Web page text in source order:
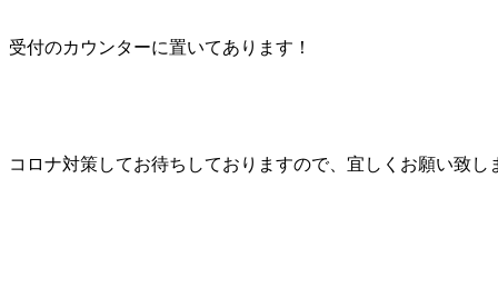
受付のカウンターに置いてあります！
コロナ対策してお待ちしておりますので、宜しくお願い致し